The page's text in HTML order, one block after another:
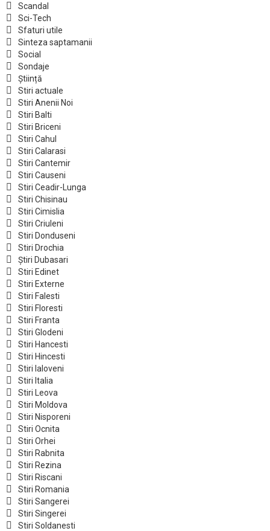
Scandal
Sci-Tech
Sfaturi utile
Sinteza saptamanii
Social
Sondaje
Știință
Stiri actuale
Stiri Anenii Noi
Stiri Balti
Stiri Briceni
Stiri Cahul
Stiri Calarasi
Stiri Cantemir
Stiri Causeni
Stiri Ceadir-Lunga
Stiri Chisinau
Stiri Cimislia
Stiri Criuleni
Stiri Donduseni
Stiri Drochia
Știri Dubasari
Stiri Edinet
Stiri Externe
Stiri Falesti
Stiri Floresti
Stiri Franta
Stiri Glodeni
Stiri Hancesti
Stiri Hincesti
Stiri Ialoveni
Stiri Italia
Stiri Leova
Stiri Moldova
Stiri Nisporeni
Stiri Ocnita
Stiri Orhei
Stiri Rabnita
Stiri Rezina
Stiri Riscani
Stiri Romania
Stiri Sangerei
Stiri Singerei
Stiri Soldanesti